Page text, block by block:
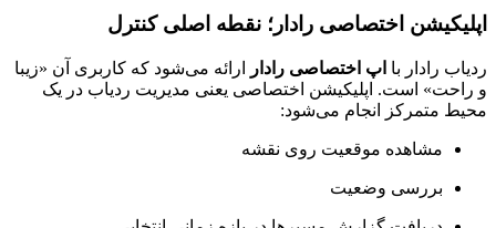
اپلیکیشن اختصاصی رادار؛ نقطه اصلی کنترل
ردیاب رادار با اپ اختصاصی رادار
ارائه می‌شود که کاربری آن «زیبا
و راحت» است. اپلیکیشن اختصاصی یعنی مدیریت ردیاب در یک
محیط متمرکز انجام می‌شود:
مشاهده موقعیت روی نقشه
بررسی وضعیت